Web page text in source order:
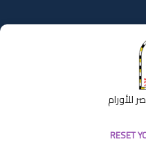
للأورام
RESET